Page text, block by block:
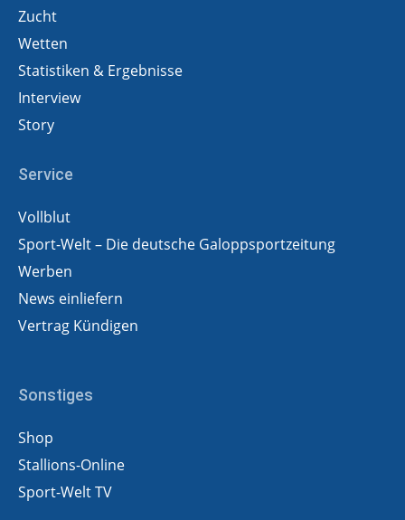
Zucht
Wetten
Statistiken & Ergebnisse
Interview
Story
Service
Vollblut
Sport-Welt – Die deutsche Galoppsportzeitung
Werben
News einliefern
Vertrag Kündigen
Sonstiges
Shop
Stallions-Online
Sport-Welt TV